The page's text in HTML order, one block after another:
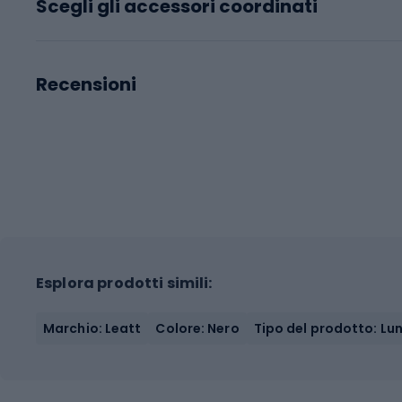
Scegli gli accessori coordinati
Recensioni
Esplora prodotti simili:
Marchio: Leatt Colore: Nero Tipo del prodotto: